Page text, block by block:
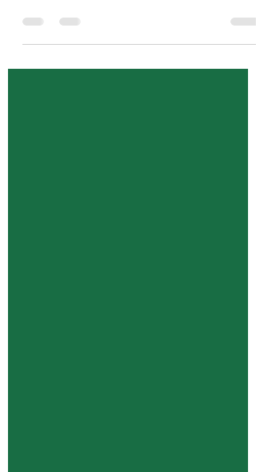
Як набути права на комунальну землю
оформлення, вимоги законодавства та
практичні поради для власників